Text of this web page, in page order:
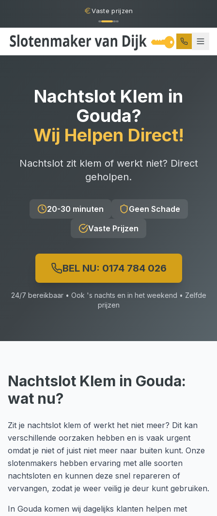
Vaste prijzen
Nachtslot Klem in
Gouda?
Wij Helpen Direct!
Nachtslot zit klem of werkt niet? Direct
geholpen.
20-30 minuten
Geen Schade
Vaste Prijzen
BEL NU: 0174 784 026
24/7 bereikbaar • Ook 's nachts en in het weekend • Zelfde
prijzen
Nachtslot Klem in Gouda:
wat nu?
Zit je nachtslot klem of werkt het niet meer? Dit kan
verschillende oorzaken hebben en is vaak urgent
omdat je niet of juist niet meer naar buiten kunt. Onze
slotenmakers hebben ervaring met alle soorten
nachtsloten en kunnen deze snel repareren of
vervangen, zodat je weer veilig je deur kunt gebruiken.
In Gouda komen wij dagelijks klanten helpen met